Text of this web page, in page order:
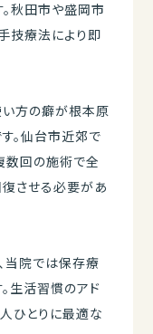
秋田市や盛岡市
技療法により即
い方の癖が根本原
。仙台市近郊で
数回の施術で全
させる必要があ
当院では保存療
生活習慣のアド
ひとりに最適な